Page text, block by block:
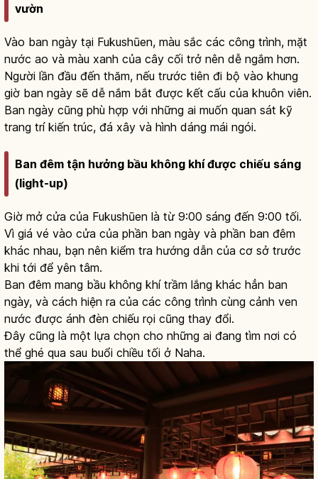
vườn
Vào ban ngày tại Fukushūen, màu sắc các công trình, mặt
nước ao và màu xanh của cây cối trở nên dễ ngắm hơn.
Người lần đầu đến thăm, nếu trước tiên đi bộ vào khung
giờ ban ngày sẽ dễ nắm bắt được kết cấu của khuôn viên.
Ban ngày cũng phù hợp với những ai muốn quan sát kỹ
trang trí kiến trúc, đá xây và hình dáng mái ngói.
Ban đêm tận hưởng bầu không khí được chiếu sáng
(light-up)
Giờ mở cửa của Fukushūen là từ 9:00 sáng đến 9:00 tối.
Vì giá vé vào cửa của phần ban ngày và phần ban đêm
khác nhau, bạn nên kiểm tra hướng dẫn của cơ sở trước
khi tới để yên tâm.
Ban đêm mang bầu không khí trầm lắng khác hẳn ban
ngày, và cách hiện ra của các công trình cùng cảnh ven
nước được ánh đèn chiếu rọi cũng thay đổi.
Đây cũng là một lựa chọn cho những ai đang tìm nơi có
thể ghé qua sau buổi chiều tối ở Naha.